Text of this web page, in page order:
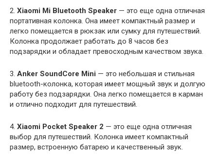
2. Xiaomi Mi Bluetooth Speaker — это еще одна отличная
портативная колонка. Она имеет компактный размер и
легко помещается в рюкзак или сумку для путешествий.
Колонка продолжает работать до 8 часов без
подзарядки и обладает превосходным качеством звука.
3. Anker SoundCore Mini — это небольшая и стильная
bluetooth-колонка, которая имеет мощный звук и долгую
работу без подзарядки. Она легко помещается в карман
и отлично подходит для путешествий.
4. Xiaomi Pocket Speaker 2 — это еще одна отличная
выбор для путешествий. Колонка имеет компактный
размер, встроенную батарею и качественный звук.